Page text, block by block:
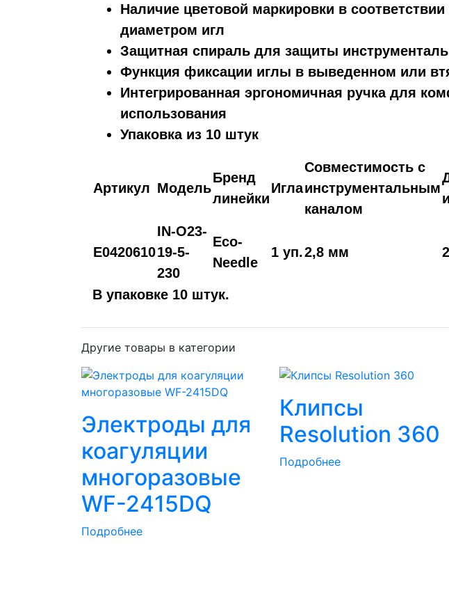
Наличие цветовой маркировки в
диаметром игл
Защитная спираль для защиты
Функция фиксации иглы в выведенном или
Интегрированная эргономичная ручка для
использования
Упаковка из 10 штук
Артикул Модель
Бренд
линейки
Игла
Совместимость с
инструментальным
каналом
E0420610
IN-O23-
19-5-
230
Eco-
Needle
1 уп.2,8 мм
В упаковке 10 штук.
Другие товары в категории
Электроды для
коагуляции
многоразовые
WF-2415DQ
Подробнее
Клипсы
Resolution 360
Подробнее